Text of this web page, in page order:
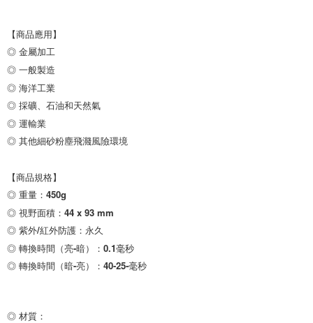
【商品應用】
◎ 金屬加工
◎ 一般製造
◎ 海洋工業
◎ 採礦、石油和天然氣
◎ 運輸業
◎ 其他細砂粉塵飛濺風險環境
【商品規格】
◎ 重量：450g
◎ 視野面積：44 x 93 mm
◎ 紫外/紅外防護：永久
◎ 轉換時間（亮-暗）：0.1毫秒
◎ 轉換時間（暗-亮）：40-25-毫秒
◎ 材質：